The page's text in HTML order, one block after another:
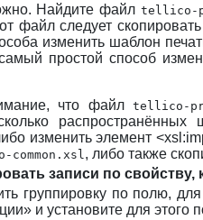
Найдите файлtellico-
файл следует
изменить шаблон
простой способ
что файл tellico-
распространённых
изменить элемент
, либо также
записи по
группировку по полю,
и установите для этого